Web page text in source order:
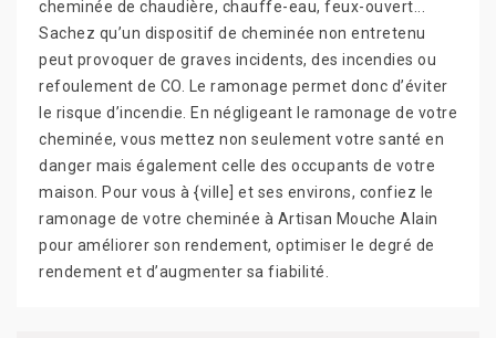
cheminée de chaudière, chauffe-eau, feux-ouvert...
Sachez qu’un dispositif de cheminée non entretenu
peut provoquer de graves incidents, des incendies ou
refoulement de CO. Le ramonage permet donc d’éviter
le risque d’incendie. En négligeant le ramonage de votre
cheminée, vous mettez non seulement votre santé en
danger mais également celle des occupants de votre
maison. Pour vous à {ville] et ses environs, confiez le
ramonage de votre cheminée à Artisan Mouche Alain
pour améliorer son rendement, optimiser le degré de
rendement et d’augmenter sa fiabilité.